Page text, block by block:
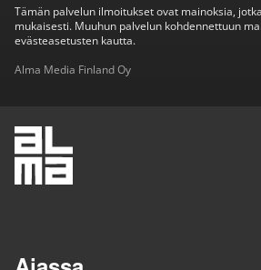
Tämän palvelun ilmoitukset ovat mainoksia,
mukaisesti. Muuhun palvelun kohdennettuun
evästeasetusten kautta.
Alma Media Finland Oy